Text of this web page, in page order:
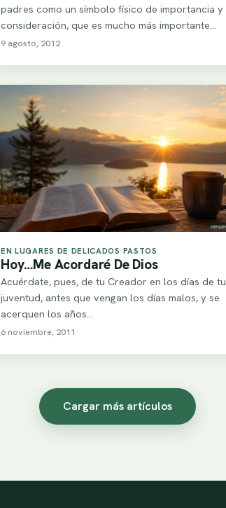
padres como un símbolo físico de importancia y
consideración, que es mucho más importante…
9 agosto, 2012
EN LUGARES DE DELICADOS PASTOS
Hoy…Me Acordaré De Dios
Acuérdate, pues, de tu Creador en los días de tu
juventud, antes que vengan los días malos, y se
acerquen los años…
6 noviembre, 2011
Cargar más artículos